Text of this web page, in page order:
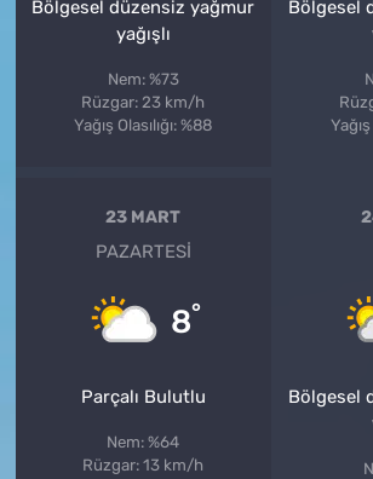
Bölgesel düzensiz yağmur
yağışlı
Nem: %73
Rüzgar: 23 km/h
Yağış Olasılığı: %88
Bölgesel
Yağış
23 MART
PAZARTESI
8°
Parçalı Bulutlu
Nem: %64
Rüzgar: 13 km/h
Bölgesel